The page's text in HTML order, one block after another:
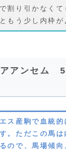
割り引かなくて
もう少し内枠が
アンセム
ス産駒で血統的
。ただこの馬
ので、馬場傾向